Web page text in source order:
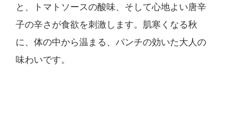
と、トマトソースの酸味、そして心地よい唐辛
子の辛さが食欲を刺激します。肌寒くなる秋
に、体の中から温まる、パンチの効いた大人の
味わいです。